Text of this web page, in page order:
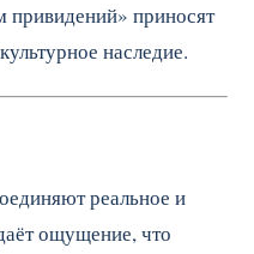
привидений» приносят
наследие.
реальное и
ощущение, что